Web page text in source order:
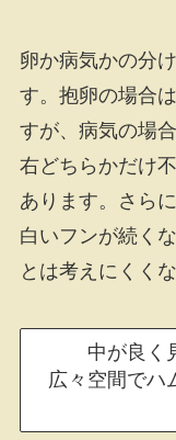
卵か病気かの分
す。抱卵の場合
すが、病気の場
右どちらかだけ
あります。さら
白いフンが続く
とは考えにくくな
中が良く
広々空間でハ